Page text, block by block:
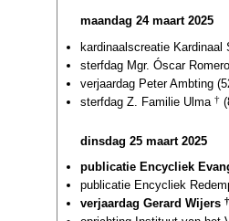
maandag 24 maart 2025
kardinaalscreatie Kardinaal
sterfdag Mgr. Óscar Romero
verjaardag Peter Ambting
sterfdag Z. Familie Ulma †
dinsdag 25 maart 2025
publicatie Encycliek
publicatie Encycliek
verjaardag Gerard Wijers †